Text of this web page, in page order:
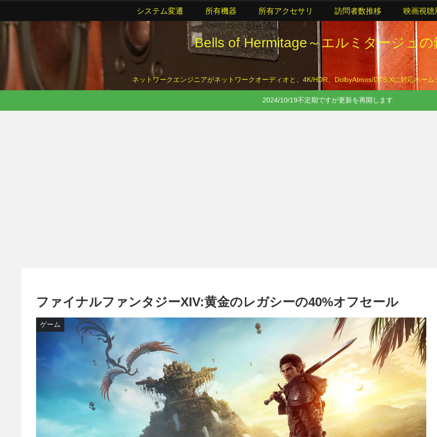
Bells of Hermitage～エルミタージュの
ネットワークエンジニアがネットワークオーディオと、4K/HDR、DolbyAtmos/DTS:Xに対応ホーム
システム変遷 所有機器 所有アクセサリ 訪問者数推移 映画視聴
2024/10/19不定期ですが更新を再開します
ファイナルファンタジーXIV:黄金のレガシーの40%オフセール
ゲーム